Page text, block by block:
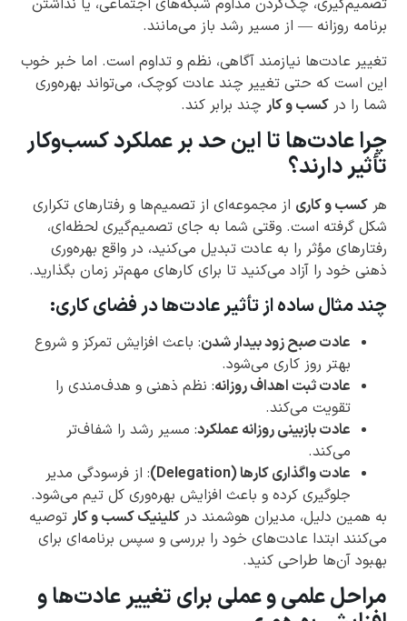
تصمیم‌گیری، چک‌کردن مداوم شبکه‌های اجتماعی، یا نداشتن
برنامه روزانه — از مسیر رشد باز می‌مانند.
تغییر عادت‌ها نیازمند آگاهی، نظم و تداوم است. اما خبر خوب
این است که حتی تغییر چند عادت کوچک، می‌تواند بهره‌وری
شما را در کسب و کار چند برابر کند.
چرا عادت‌ها تا این حد بر عملکرد کسب‌وکار
تأثیر دارند؟
هر کسب و کاری از مجموعه‌ای از تصمیم‌ها و رفتارهای تکراری
شکل گرفته است. وقتی شما به جای تصمیم‌گیری لحظه‌ای،
رفتارهای مؤثر را به عادت تبدیل می‌کنید، در واقع بهره‌وری
ذهنی خود را آزاد می‌کنید تا برای کارهای مهم‌تر زمان بگذارید.
چند مثال ساده از تأثیر عادت‌ها در فضای کاری:
عادت صبح زود بیدار شدن: باعث افزایش تمرکز و شروع
بهتر روز کاری می‌شود.
عادت ثبت اهداف روزانه: نظم ذهنی و هدف‌مندی را
تقویت می‌کند.
عادت بازبینی روزانه عملکرد: مسیر رشد را شفاف‌تر
می‌کند.
عادت واگذاری کارها (Delegation)
: از فرسودگی مدیر
جلوگیری کرده و باعث افزایش بهره‌وری کل تیم می‌شود.
به همین دلیل، مدیران هوشمند در کلینیک کسب و کار توصیه
می‌کنند ابتدا عادت‌های خود را بررسی و سپس برنامه‌ای برای
بهبود آن‌ها طراحی کنید.
مراحل علمی و عملی برای تغییر عادت‌ها و